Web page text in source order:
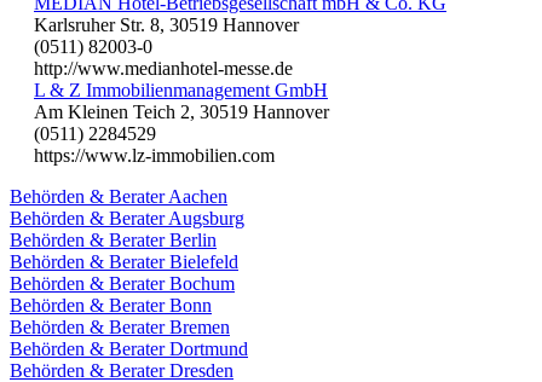
Karlsruher Str. 8, 30519 Hannover
(0511) 82003-0
http://www.medianhotel-messe.de
L & Z Immobilienmanagement GmbH
Am Kleinen Teich 2, 30519 Hannover
(0511) 2284529
https://www.lz-immobilien.com
Behörden & Berater Aachen
Behörden & Berater Augsburg
Behörden & Berater Berlin
Behörden & Berater Bielefeld
Behörden & Berater Bochum
Behörden & Berater Bonn
Behörden & Berater Bremen
Behörden & Berater Dortmund
Behörden & Berater Dresden